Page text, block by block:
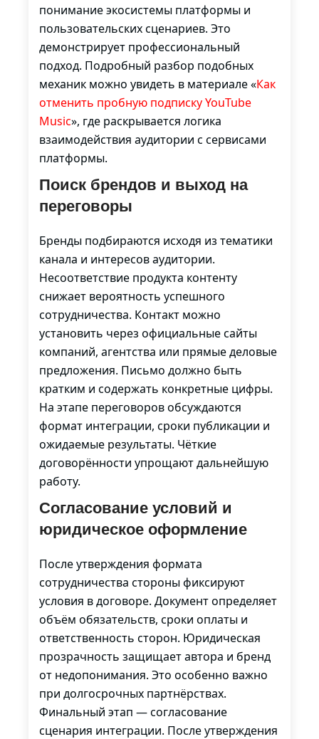
понимание экосистемы платформы и
пользовательских сценариев. Это
демонстрирует профессиональный
подход. Подробный разбор подобных
механик можно увидеть в материале «Как
отменить пробную подписку YouTube
Music», где раскрывается логика
взаимодействия аудитории с сервисами
платформы.
Поиск брендов и выход на
переговоры
Бренды подбираются исходя из тематики
канала и интересов аудитории.
Несоответствие продукта контенту
снижает вероятность успешного
сотрудничества. Контакт можно
установить через официальные сайты
компаний, агентства или прямые деловые
предложения. Письмо должно быть
кратким и содержать конкретные цифры.
На этапе переговоров обсуждаются
формат интеграции, сроки публикации и
ожидаемые результаты. Чёткие
договорённости упрощают дальнейшую
работу.
Согласование условий и
юридическое оформление
После утверждения формата
сотрудничества стороны фиксируют
условия в договоре. Документ определяет
объём обязательств, сроки оплаты и
ответственность сторон. Юридическая
прозрачность защищает автора и бренд
от недопонимания. Это особенно важно
при долгосрочных партнёрствах.
Финальный этап — согласование
сценария интеграции. После утверждения